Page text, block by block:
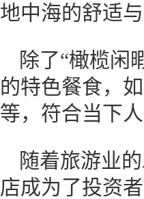
地中海的舒适与
除了“橄榄闲
的特色餐食，
等，符合当下
随着旅游业
店成为了投资